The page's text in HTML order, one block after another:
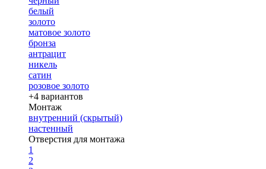
белый
золото
матовое золото
бронза
антрацит
никель
сатин
розовое золото
+4 вариантов
Монтаж
внутренний (скрытый)
настенный
Отверстия для монтажа
1
2